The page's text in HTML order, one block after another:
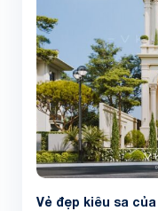
Vẻ đẹp kiêu sa